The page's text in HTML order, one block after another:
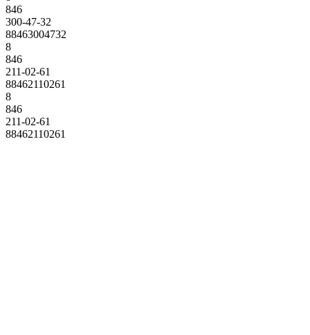
846
300-47-32
88463004732
8
846
211-02-61
88462110261
8
846
211-02-61
88462110261